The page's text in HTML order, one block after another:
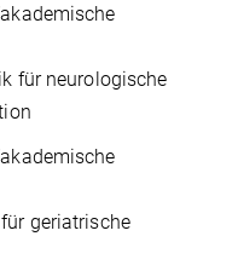
für neurologische
geriatrische